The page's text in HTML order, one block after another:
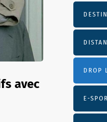
avec
DROP
E-